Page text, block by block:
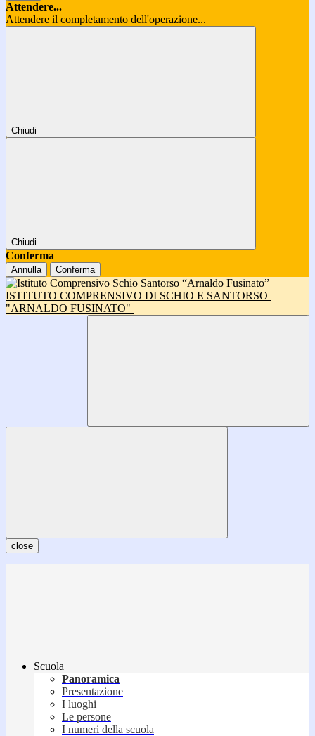
Attendere...
Attendere il completamento dell'operazione...
Chiudi
Chiudi
Conferma
Annulla Conferma
ISTITUTO COMPRENSIVO DI SCHIO E SANTORSO
"ARNALDO FUSINATO"
close
Scuola
Panoramica
Presentazione
I luoghi
Le persone
I numeri della scuola